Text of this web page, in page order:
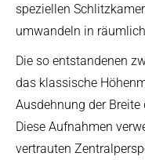
speziellen
umwandeln in
Die so entstandenen
das klassische
Ausdehnung der Breite
Diese Aufnahmen
vertrauten